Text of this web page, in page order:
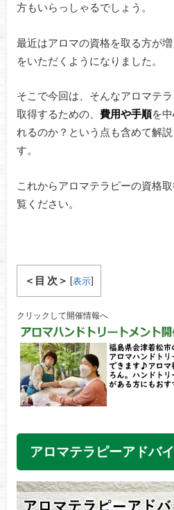
方もいらっしゃるでしょう。
最近はアロマの資格を取る方が
をいただくようになりました。
そこで今回は、そんなアロマテ
取得するための、 費用や手順を
れるのか？という点も含めて解
す。
これからアロマテラピーの資格
覧ください。
＜目 次＞ [表示]
クリックして開催情報へ
アロマテラピーアドバ